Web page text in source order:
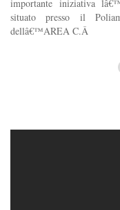
importante iniziativa
situato presso il
dellâ€™AREA C.Â